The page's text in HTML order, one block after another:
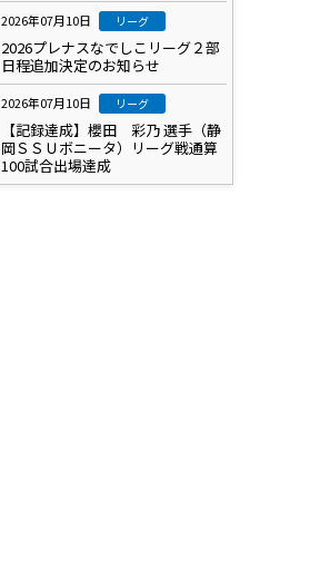
2026年07月10日 リーグ
2026プレナスなでしこリーグ２部
日程追加決定のお知らせ
2026年07月10日 リーグ
【記録達成】櫻田 彩乃 選手（静
岡ＳＳＵボニータ）リーグ戦通算
100試合出場達成